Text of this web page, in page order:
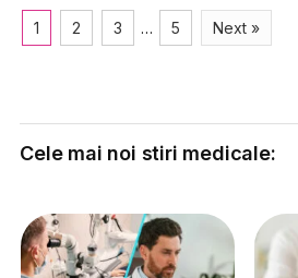
1 2 3 … 5 Next »
Cele mai noi stiri medicale: